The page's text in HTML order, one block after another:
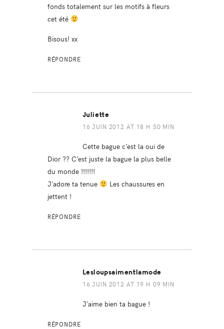
fonds totalement sur les motifs à fleurs
cet été
Bisous! xx
RÉPONDRE
Juliette
16 JUIN 2012 AT 18 H 50 MIN
Cette bague c’est la oui de
Dior ?? C’est juste la bague la plus belle
du monde !!!!!!!
J’adore ta tenue
Les chaussures en
jettent !
RÉPONDRE
Lesloupsaimentlamode
16 JUIN 2012 AT 19 H 09 MIN
J’aime bien ta bague !
RÉPONDRE